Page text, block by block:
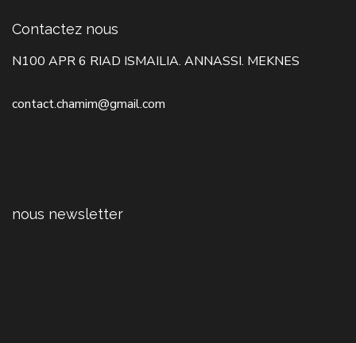
Contactez nous
N100 APR 6 RIAD ISMAILIA. ANNASSI. MEKNES
contact.chamim@gmail.com
nous newsletter